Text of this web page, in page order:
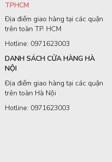
TPHCM
Địa điểm giao hàng tại các quận
trên toàn TP. HCM
Hotline: 0971623003
DANH SÁCH CỬA HÀNG HÀ
NỘI
Địa điểm giao hàng tại các quận
trên toàn Hà Nội
Hotline: 0971623003